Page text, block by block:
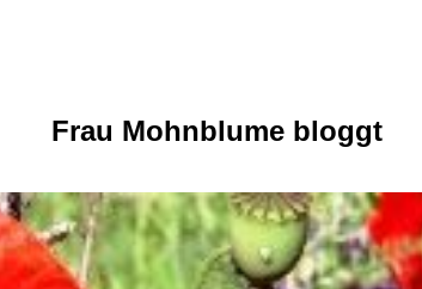
Frau Mohnblume bloggt